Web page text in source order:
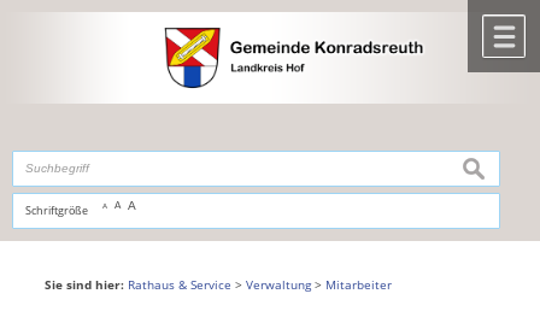
,zur Navigationoderzur Startseitespringen.
Schriftgröße A A A
suchen
Sie sind hier: Rathaus & Service > Verwaltung> Mitarbeiter